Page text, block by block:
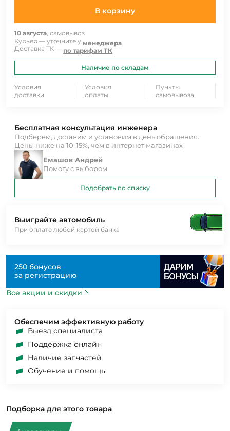
В корзину
10 августа, самовывоз
Курьер — уточните у менеджера
Доставка ТК — по тарифам ТК
Наличие по складам
Условия
доставки
Условия
оплаты
Пункты
самовывоза
Выиграйте автомобиль
При оплате любой картой банка
250 бонусов
за регистрацию
Все акции и скидки
Обеспечим эффективную работу
Выезд специалиста
Поддержка онлайн
Наличие запчастей
Обучение и помощь
Подборка для этого товара
Бесплатная консультация инженера
Подберем, доставим и установим в день обращения.
Цены ниже на 10-15%, чем в интернет магазинах
Емашов Андрей
Помогу с выбором
Подобрать по списку